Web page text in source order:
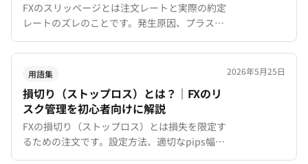
FXのスリッページとは注文レートと実際の約定
レートのズレのことです。発生原因、プラス・
マイナス両方向の仕組み、XMTradingの99%約
定率と対策を初心者向けに解説。
用語集
損切り（ストップロス）とは？｜FXのリ
スク管理を初心者向けに解説
FXの損切り（ストップロス）とは損失を限定す
るための注文です。設定方法、適切なpips幅の
決め方、よくある失敗（狭すぎ・広すぎ）とポ
2026年5月25日